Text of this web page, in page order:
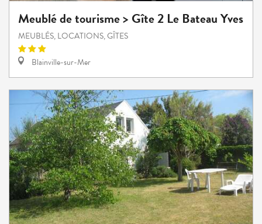
Meublé de tourisme > Gîte 2 Le Bateau Yves
MEUBLÉS, LOCATIONS, GÎTES
Blainville-sur-Mer